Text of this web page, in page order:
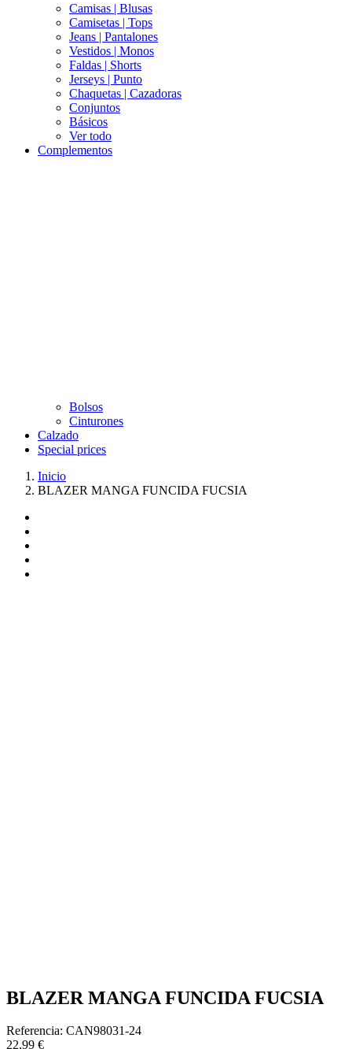
Camisas | Blusas
Camisetas | Tops
Jeans | Pantalones
Vestidos | Monos
Faldas | Shorts
Jerseys | Punto
Chaquetas | Cazadoras
Conjuntos
Básicos
Ver todo
Complementos
Bolsos
Cinturones
Calzado
Special prices
Inicio
BLAZER MANGA FUNCIDA FUCSIA
BLAZER MANGA FUNCIDA FUCSIA
Referencia: CAN98031-24
22,99 €